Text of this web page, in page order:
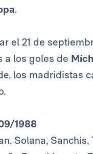
.
el 21 de
a los goles de
los madridistas
1988
Solana,